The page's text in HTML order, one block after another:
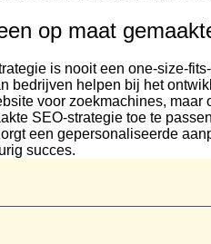
op maat
is nooit een one-size-
bedrijven helpen bij het
voor zoekmachines,
SEO-strategie toe te
een gepersonaliseerde
succes.